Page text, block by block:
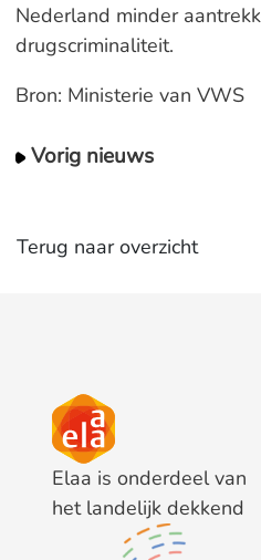
Nederland minder
drugscriminaliteit.
Bron: Ministerie van VWS
Vorig nieuws
Terug naar overzicht
Elaa is onderdeel van
het landelijk dekkend